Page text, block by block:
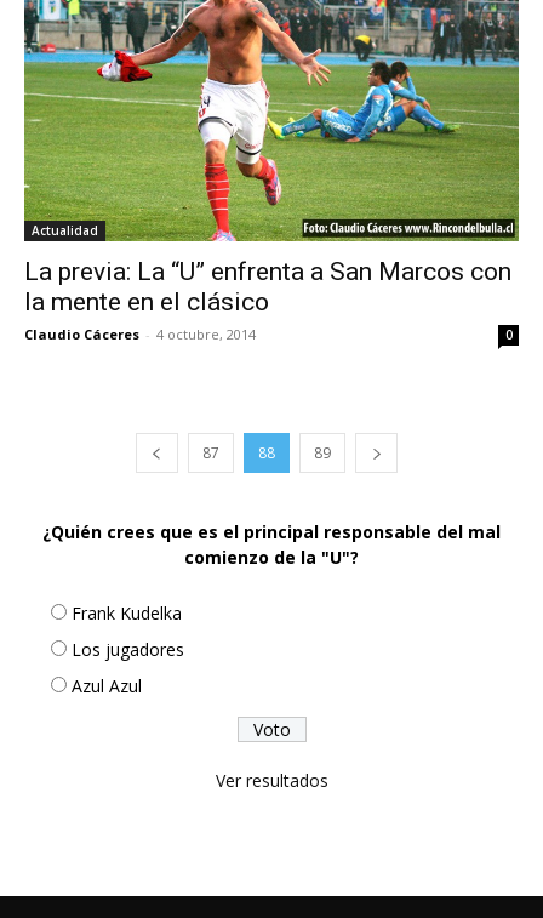
Actualidad
La previa: La “U” enfrenta a San Marcos con
la mente en el clásico
Claudio Cáceres - 4 octubre, 2014 0
87 88 89
¿Quién crees que es el principal responsable del mal
comienzo de la "U"?
Frank Kudelka
Los jugadores
Azul Azul
Ver resultados